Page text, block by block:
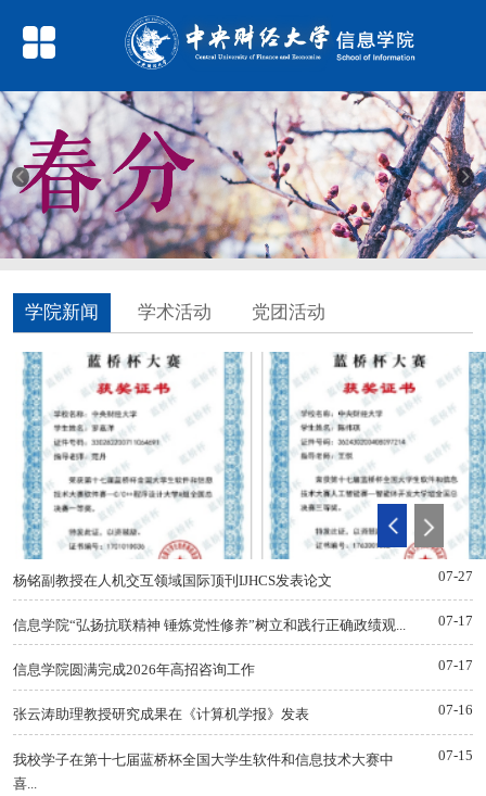
学院新闻 学术活动 党团活动
杨铭副教授在人机交互领域国际顶刊IJHCS发表论文 07-27
信息学院“弘扬抗联精神 锤炼党性修养”树立和践行正确政绩观... 07-17
信息学院圆满完成2026年高招咨询工作 07-17
张云涛助理教授研究成果在《计算机学报》发表 07-16
我校学子在第十七届蓝桥杯全国大学生软件和信息技术大赛中
喜...
07-15